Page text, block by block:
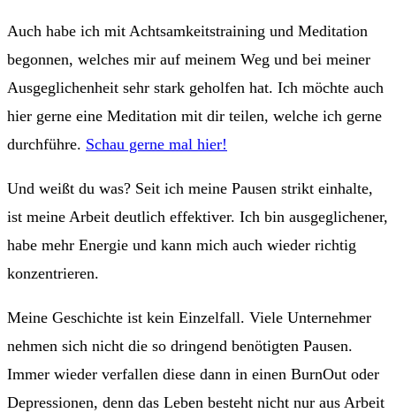
Auch habe ich mit Achtsamkeitstraining und Meditation
begonnen, welches mir auf meinem Weg und bei meiner
Ausgeglichenheit sehr stark geholfen hat. Ich möchte auch
hier gerne eine Meditation mit dir teilen, welche ich gerne
durchführe. Schau gerne mal hier!
Und weißt du was? Seit ich meine Pausen strikt einhalte,
ist meine Arbeit deutlich effektiver. Ich bin ausgeglichener,
habe mehr Energie und kann mich auch wieder richtig
konzentrieren.
Meine Geschichte ist kein Einzelfall. Viele Unternehmer
nehmen sich nicht die so dringend benötigten Pausen.
Immer wieder verfallen diese dann in einen BurnOut oder
Depressionen, denn das Leben besteht nicht nur aus Arbeit